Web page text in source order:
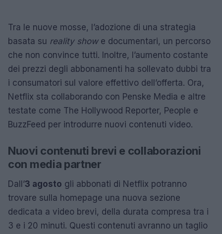
Tra le nuove mosse, l’adozione di una strategia
basata su reality showe documentari, un percorso
che non convince tutti. Inoltre, l’aumento costante
dei prezzi degli abbonamenti ha sollevato dubbi tra
i consumatori sul valore effettivo dell’offerta. Ora,
Netflix sta collaborando con Penske Media e altre
testate come The Hollywood Reporter, People e
BuzzFeed per introdurre nuovi contenuti video.
Nuovi contenuti brevi e collaborazioni
con media partner
Dall’3 agosto gli abbonati di Netflix potranno
trovare sulla homepage una nuova sezione
dedicata a video brevi, della durata compresa tra i
3 e i 20 minuti. Questi contenuti avranno un taglio